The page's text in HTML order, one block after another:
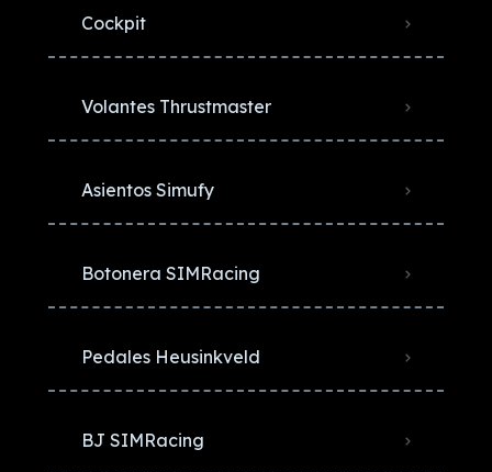
Cockpit
Volantes Thrustmaster
Asientos Simufy
Botonera SIMRacing
Pedales Heusinkveld
BJ SIMRacing